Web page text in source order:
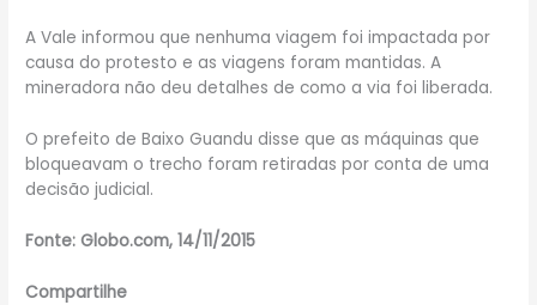
A Vale informou que nenhuma viagem foi impactada por
causa do protesto e as viagens foram mantidas. A
mineradora não deu detalhes de como a via foi liberada.
O prefeito de Baixo Guandu disse que as máquinas que
bloqueavam o trecho foram retiradas por conta de uma
decisão judicial.
Fonte: Globo.com, 14/11/2015
Compartilhe